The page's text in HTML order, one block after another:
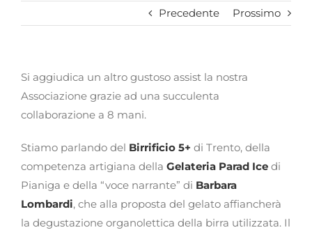
Precedente Prossimo
Si aggiudica un altro gustoso assist la nostra
Associazione grazie ad una succulenta
collaborazione a 8 mani.
Stiamo parlando del Birrificio 5+ di Trento, della
competenza artigiana della Gelateria Parad Ice di
Pianiga e della “voce narrante” di Barbara
Lombardi, che alla proposta del gelato affiancherà
la degustazione organolettica della birra utilizzata. Il